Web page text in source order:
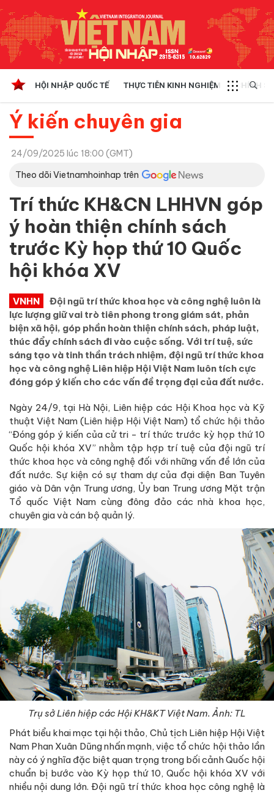
HỘI NHẬP QUỐC TẾ THỰC TIỄN KINH NGHIỆM CHÍNH
Ý kiến chuyên gia
24/09/2025 lúc 18:00 (GMT)
Theo dõi Vietnamhoinhap trên
Trí thức KH&CN LHHVN góp
ý hoàn thiện chính sách
trước Kỳ họp thứ 10 Quốc
hội khóa XV
VNHN
Đội ngũ trí thức khoa học và công nghệ luôn là
lực lượng giữ vai trò tiên phong trong giám sát, phản
biện xã hội, góp phần hoàn thiện chính sách, pháp luật,
thúc đẩy chính sách đi vào cuộc sống. Với trí tuệ, sức
sáng tạo và tinh thần trách nhiệm, đội ngũ trí thức khoa
học và công nghệ Liên hiệp Hội Việt Nam luôn tích cực
đóng góp ý kiến cho các vấn đề trọng đại của đất nước.
Ngày 24/9, tại Hà Nội, Liên hiệp các Hội Khoa học và Kỹ
thuật Việt Nam (Liên hiệp Hội Việt Nam) tổ chức hội thảo
“Đóng góp ý kiến của cử tri - trí thức trước kỳ họp thứ 10
Quốc hội khóa XV” nhằm tập hợp trí tuệ của đội ngũ trí
thức khoa học và công nghệ đối với những vấn đề lớn của
đất nước. Sự kiện có sự tham dự của đại diện Ban Tuyên
giáo và Dân vận Trung ương, Ủy ban Trung ương Mặt trận
Tổ quốc Việt Nam cùng đông đảo các nhà khoa học,
chuyên gia và cán bộ quản lý.
Trụ sở Liên hiệp các Hội KH&KT Việt Nam. Ảnh: TL
Phát biểu khai mạc tại hội thảo, Chủ tịch Liên hiệp Hội Việt
Nam Phan Xuân Dũng nhấn mạnh, việc tổ chức hội thảo lần
này có ý nghĩa đặc biệt quan trọng trong bối cảnh Quốc hội
chuẩn bị bước vào Kỳ họp thứ 10, Quốc hội khóa XV với
nhiều nội dung lớn. Đội ngũ trí thức khoa học công nghệ là